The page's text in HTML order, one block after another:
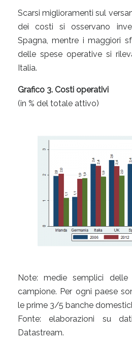
Scarsi miglioramenti sul
dei costi si osservano
Spagna, mentre i maggiori
delle spese operative si
Italia.
Grafico 3. Costi operativi
(in % del totale attivo)
Note: medie semplici delle
campione. Per ogni paese
le prime 3/5 banche
Fonte: elaborazioni su
Datastream.